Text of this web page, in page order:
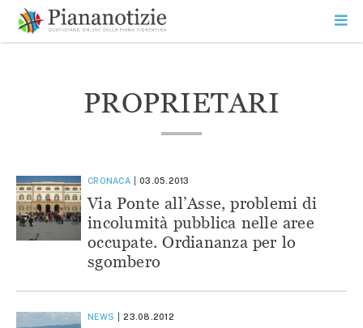
contenuto
SEARCH
PROPRIETARI
CRONACA 03.05.2013
Via Ponte all’Asse, problemi di
incolumità pubblica nelle aree
occupate. Ordiananza per lo
sgombero
NEWS 23.08.2012